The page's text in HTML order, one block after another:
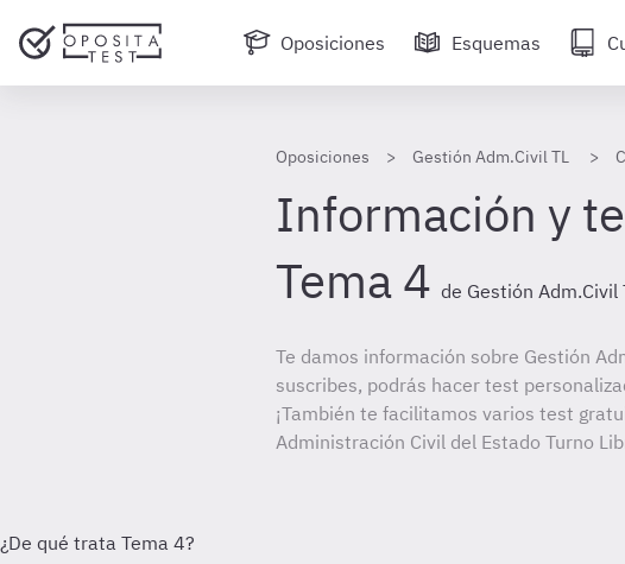
Oposiciones Esquemas
Oposiciones Gestión Adm.Civil TL
Información y
Tema 4 de Gestión Adm.Civil
Te damos información sobre Gestión
suscribes, podrás hacer test
¡También te facilitamos varios test
Administración Civil del Estado Turno